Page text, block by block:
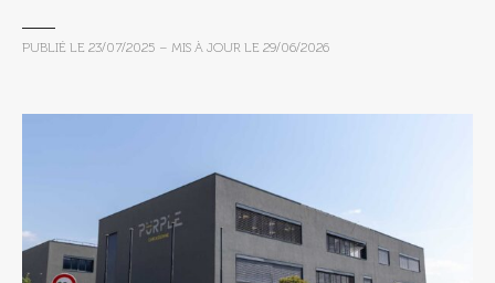
PUBLIÉ LE 23/07/2025 – MIS À JOUR LE 29/06/2026